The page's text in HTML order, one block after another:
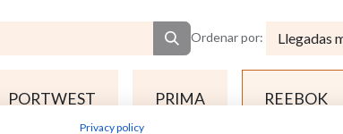
Ordenar por: Llegadas
PORTWEST PRIMA REEBOK
Privacy policy